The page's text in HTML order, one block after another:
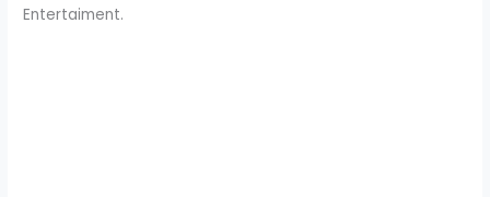
Entertaiment.